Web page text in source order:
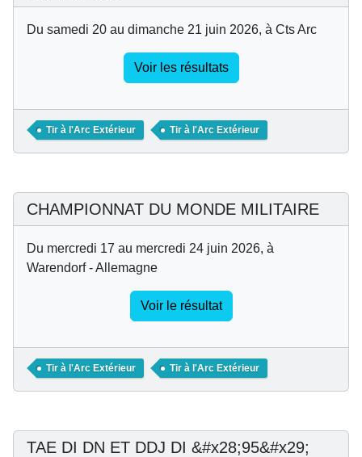
Du samedi 20 au dimanche 21 juin 2026, à Cts Arc
Voir les résultats
Tir à l'Arc Extérieur Tir à l'Arc Extérieur
CHAMPIONNAT DU MONDE MILITAIRE
Du mercredi 17 au mercredi 24 juin 2026, à
Warendorf - Allemagne
Voir le résultat
Tir à l'Arc Extérieur Tir à l'Arc Extérieur
TAE DI DN ET DDJ DI &#x28;95&#x29;